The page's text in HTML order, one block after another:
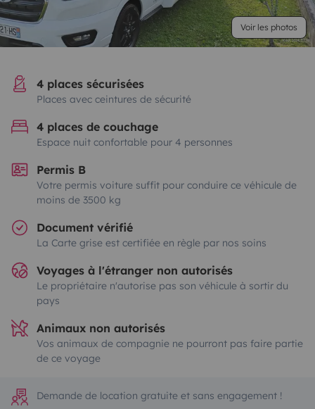
Voir les photos
4 places sécurisées
Places avec ceintures de sécurité
4 places de couchage
Espace nuit confortable pour 4 personnes
Permis B
Votre permis voiture suffit pour conduire ce véhicule de
moins de 3500 kg
Document vérifié
La Carte grise est certifiée en règle par nos soins
Voyages à l'étranger non autorisés
Le propriétaire n'autorise pas son véhicule à sortir du
pays
Animaux non autorisés
Vos animaux de compagnie ne pourront pas faire partie
de ce voyage
Demande de location gratuite et sans engagement !